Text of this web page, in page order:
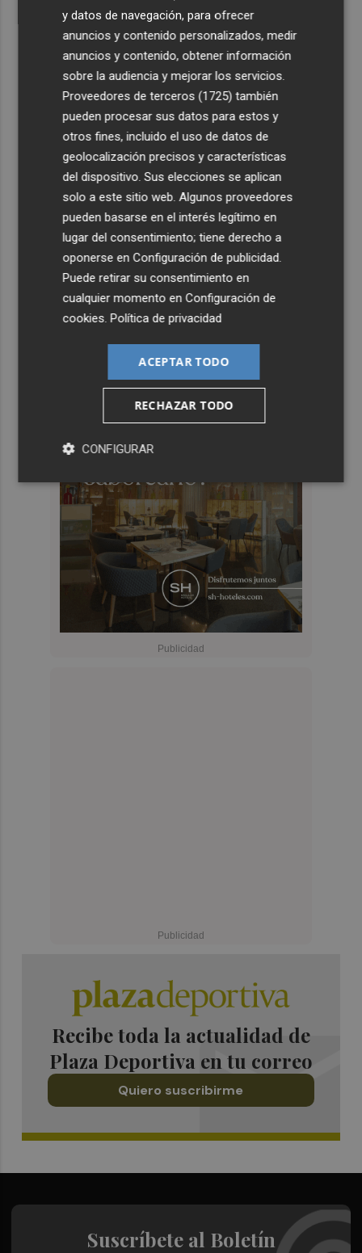
Recibe toda la actualidad de
Plaza Deportiva en tu correo
Quiero suscribirme
Suscríbete al Boletín
y datos de navegación, para ofrecer
anuncios y contenido personalizados, medir
anuncios y contenido, obtener información
sobre la audiencia y mejorar los servicios.
Proveedores de terceros (1725) también
pueden procesar sus datos para estos y
otros fines, incluido el uso de datos de
geolocalización precisos y características
del dispositivo. Sus elecciones se aplican
solo a este sitio web. Algunos proveedores
pueden basarse en el interés legítimo en
lugar del consentimiento; tiene derecho a
oponerse enConfiguración de publicidad
Puede retirar su consentimiento en
cualquier momento enConfiguración de
cookies .Política de privacidad
ACEPTAR TODO
RECHAZAR TODO
CONFIGURAR